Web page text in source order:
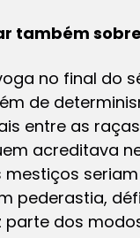
também
no final do
de
entre as
acreditava
pederastia,
dos